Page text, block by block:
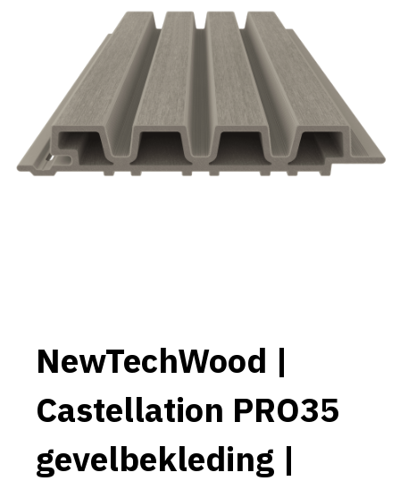
NewTechWood |
Castellation PRO35
gevelbekleding |